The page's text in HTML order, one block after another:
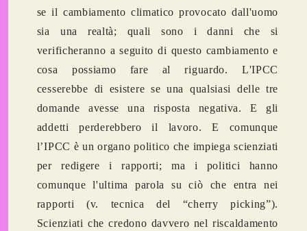
se il cambiamento climatico provocato dall'uomo
sia una realtà; quali sono i danni che si
verificheranno a seguito di questo cambiamento e
cosa possiamo fare al riguardo. L'IPCC
cesserebbe di esistere se una qualsiasi delle tre
domande avesse una risposta negativa. E gli
addetti perderebbero il lavoro. E comunque
l’IPCC è un organo politico che impiega scienziati
per redigere i rapporti; ma i politici hanno
comunque l'ultima parola su ciò che entra nei
rapporti (v. tecnica del “cherry picking”).
Scienziati che credono davvero nel riscaldamento